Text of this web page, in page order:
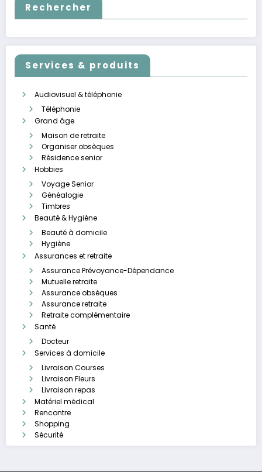
Rechercher
Services & produits
Audiovisuel & téléphonie
Téléphonie
Grand âge
Maison de retraite
Organiser obsèques
Résidence senior
Hobbies
Voyage Senior
Généalogie
Timbres
Beauté & Hygiène
Beauté à domicile
Hygiène
Assurances et retraite
Assurance Prévoyance-Dépendance
Mutuelle retraite
Assurance obsèques
Assurance retraite
Retraite complémentaire
Santé
Docteur
Services à domicile
Livraison Courses
Livraison Fleurs
Livraison repas
Matériel médical
Rencontre
Shopping
Sécurité